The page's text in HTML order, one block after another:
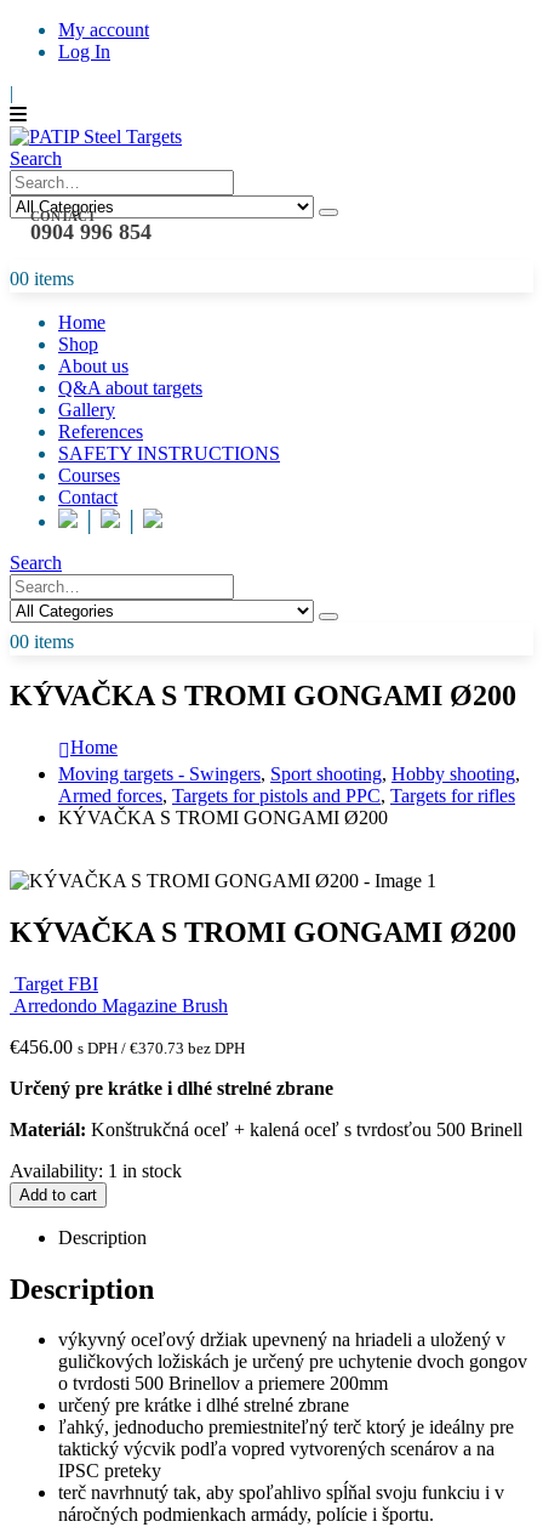
My account
Log In
|
Search
CONTACT
0904 996 854
00 items
Home
Shop
About us
Q&A about targets
Gallery
References
SAFETY INSTRUCTIONS
Courses
Contact
Search
00 items
KÝVAČKA S TROMI GONGAMI Ø200
Home
Moving targets - Swingers, Sport shooting, Hobby shooting,
Armed forces, Targets for pistols and PPC, Targets for rifles
KÝVAČKA S TROMI GONGAMI Ø200
KÝVAČKA S TROMI GONGAMI Ø200
Target FBI
Arredondo Magazine Brush
€456.00 s DPH / €370.73 bez DPH
Určený pre krátke i dlhé strelné zbrane
Materiál: Konštrukčná oceľ + kalená oceľ s tvrdosťou 500 Brinell
Availability: 1 in stock
Add to cart
Description
Description
výkyvný oceľový držiak upevnený na hriadeli a uložený v
guličkových ložiskách je určený pre uchytenie dvoch gongov
o tvrdosti 500 Brinellov a priemere 200mm
určený pre krátke i dlhé strelné zbrane
ľahký, jednoducho premiestniteľný terč ktorý je ideálny pre
taktický výcvik podľa vopred vytvorených scenárov a na
IPSC preteky
terč navrhnutý tak, aby spoľahlivo spĺňal svoju funkciu i v
náročných podmienkach armády, polície i športu.